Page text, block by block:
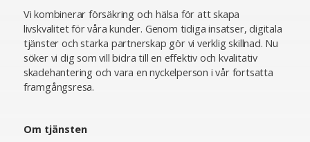
Vi kombinerar försäkring och hälsa för att skapa
livskvalitet för våra kunder. Genom tidiga insatser, digitala
tjänster och starka partnerskap gör vi verklig skillnad. Nu
söker vi dig som vill bidra till en effektiv och kvalitativ
skadehantering och vara en nyckelperson i vår fortsatta
framgångsresa.
Om tjänsten